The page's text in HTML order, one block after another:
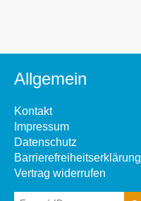
Allgemein
Kontakt
Impressum
Datenschutz
Barrierefreiheitserklärung
Vertrag widerrufen